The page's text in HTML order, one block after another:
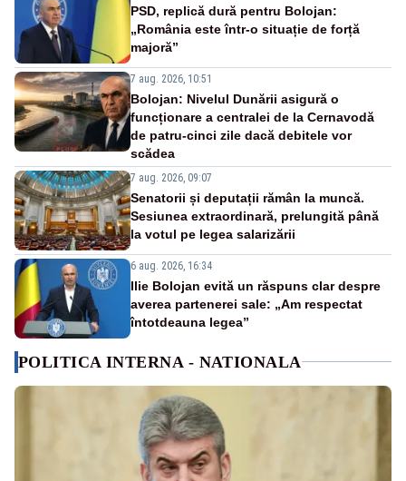
PSD, replică dură pentru Bolojan:
„România este într-o situație de forță
majoră”
7 aug. 2026, 10:51
Bolojan: Nivelul Dunării asigură o
funcționare a centralei de la Cernavodă
de patru-cinci zile dacă debitele vor
scădea
7 aug. 2026, 09:07
Senatorii și deputații rămân la muncă.
Sesiunea extraordinară, prelungită până
la votul pe legea salarizării
6 aug. 2026, 16:34
Ilie Bolojan evită un răspuns clar despre
averea partenerei sale: „Am respectat
întotdeauna legea”
POLITICA INTERNA - NATIONALA